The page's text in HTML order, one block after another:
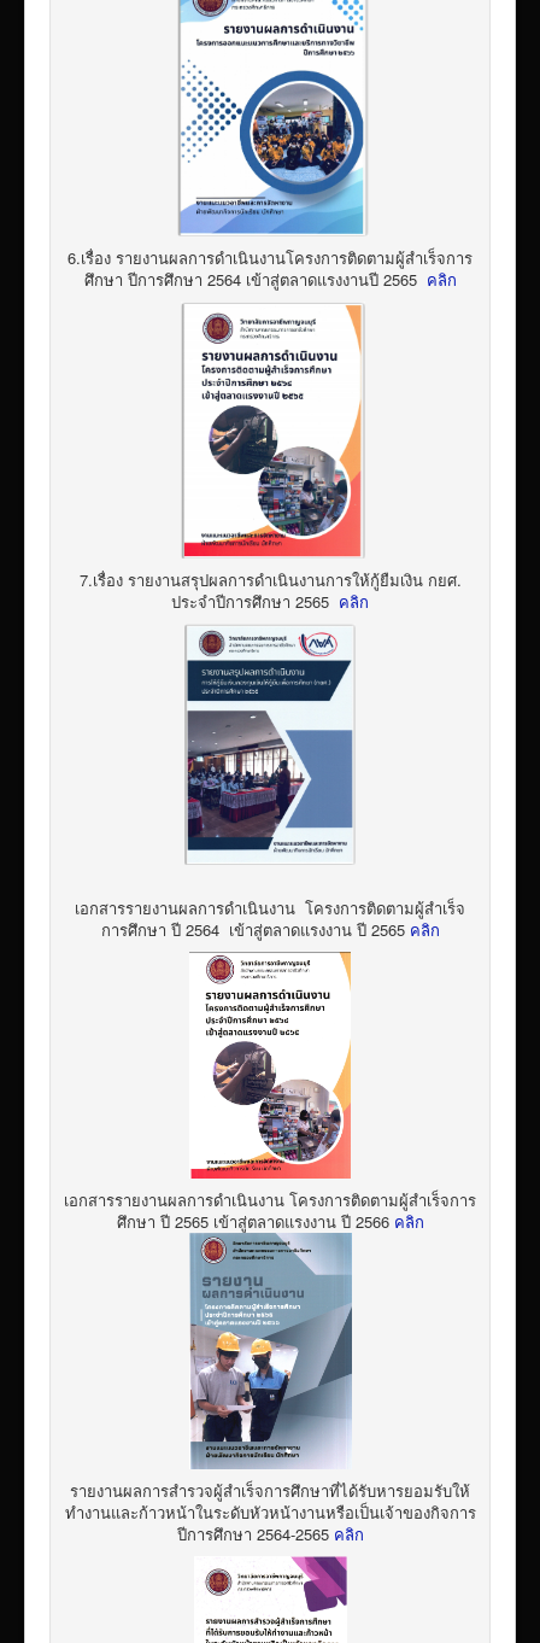
6.เรื่อง รายงานผลการดำเนินงานโครงการติดตามผู้สำเร็จการ
ศึกษา ปีการศึกษา 2564 เข้าสู่ตลาดแรงงานปี 2565 คลิก
7.เรื่อง รายงานสรุปผลการดำเนินงานการให้กู้ยืมเงิน กยศ.
ประจำปีการศึกษา 2565 คลิก
เอกสารรายงานผลการดำเนินงาน โครงการติดตามผู้สำเร็จ
การศึกษา ปี 2564 เข้าสู่ตลาดแรงงาน ปี 2565 คลิก
เอกสารรายงานผลการดำเนินงาน โครงการติดตามผู้สำเร็จการ
ศึกษา ปี 2565 เข้าสู่ตลาดแรงงาน ปี 2566 คลิก
รายงานผลการสำรวจผู้สำเร็จการศึกษาที่ได้รับหารยอมรับให้
ทำงานและก้าวหน้าในระดับหัวหน้างานหรือเป็นเจ้าของกิจการ
ปีการศึกษา 2564-2565 คลิก